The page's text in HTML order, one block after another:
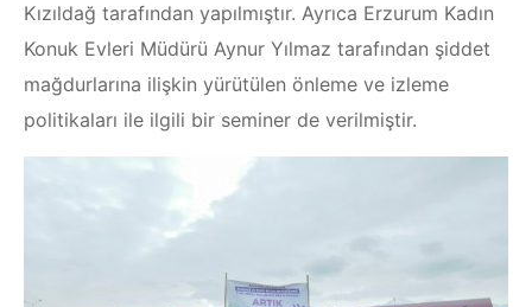
Kızıldağ tarafından yapılmıştır. Ayrıca Erzurum Kadın
Konuk Evleri Müdürü Aynur Yılmaz tarafından şiddet
mağdurlarına ilişkin yürütülen önleme ve izleme
politikaları ile ilgili bir seminer de verilmiştir.